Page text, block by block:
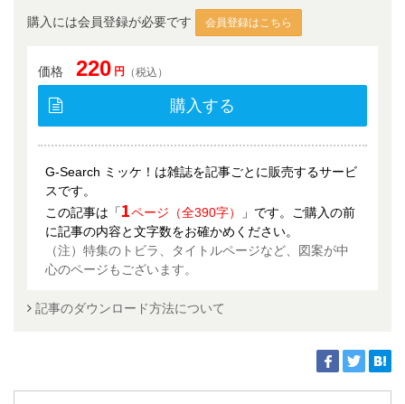
購入には会員登録が必要です 会員登録はこちら
価格 220 円 （税込）
購入する
G-Search ミッケ！は雑誌を記事ごとに販売するサービ
スです。
この記事は「1ページ（全390字）
」です。ご購入の前
に記事の内容と文字数をお確かめください。
（注）特集のトビラ、タイトルページなど、図案が中
心のページもございます。
記事のダウンロード方法について